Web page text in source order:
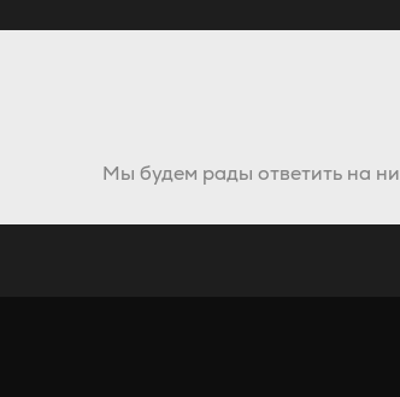
Мы будем рады ответить на